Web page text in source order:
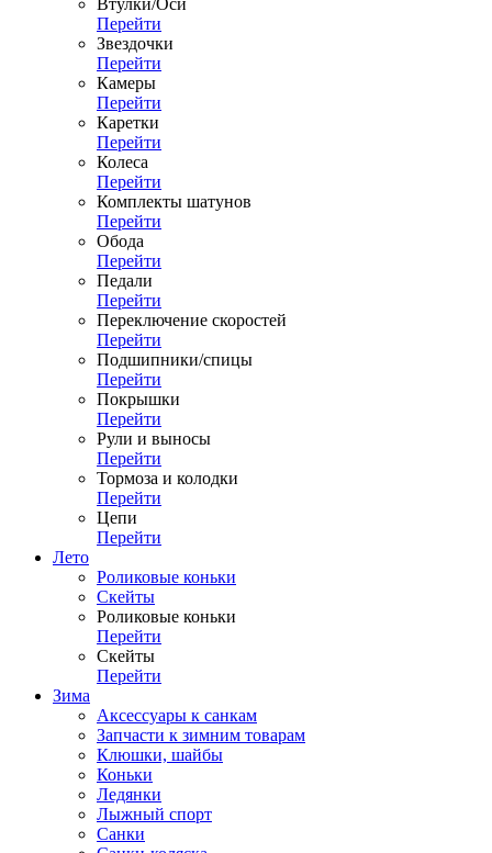
Втулки/Оси
Перейти
Звездочки
Перейти
Камеры
Перейти
Каретки
Перейти
Колеса
Перейти
Комплекты шатунов
Перейти
Обода
Перейти
Педали
Перейти
Переключение скоростей
Перейти
Подшипники/спицы
Перейти
Покрышки
Перейти
Рули и выносы
Перейти
Тормоза и колодки
Перейти
Цепи
Перейти
Лето
Роликовые коньки
Скейты
Роликовые коньки
Перейти
Скейты
Перейти
Зима
Аксессуары к санкам
Запчасти к зимним товарам
Клюшки, шайбы
Коньки
Ледянки
Лыжный спорт
Санки